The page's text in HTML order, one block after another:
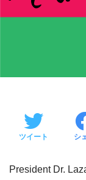
ツイート シ
President Dr.